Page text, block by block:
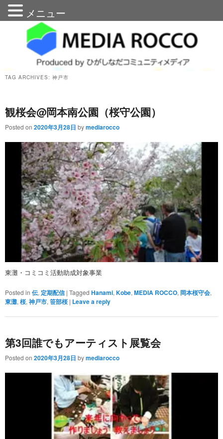
メディアろっこう
TAG ARCHIVES:神戸市
観桜会@岡本南公園（桜守公園）
Posted on2020年3月28日 bymediarocco
東灘・コミコミ活動助成対象事業
Posted in 伝, 定期配信 |Tagged Hanami,Kobe,MEDIA ROCCO, 岡本桜守会,
東灘,桜,神戸市,笹部桜 | Leave a reply
第3回誰でもアーティスト展覧会
Posted on2020年3月28日 bymediarocco
メニュー